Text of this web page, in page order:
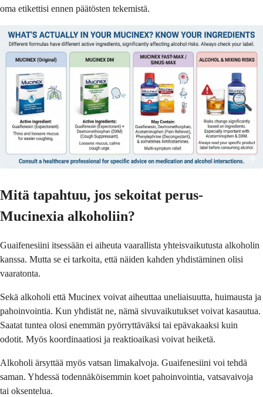
oma etikettisi ennen päätösten tekemistä.
Mitä tapahtuu, jos sekoitat perus-
Mucinexia alkoholiin?
Guaifenesiini itsessään ei aiheuta vaarallista yhteisvaikutusta alkoholin
kanssa. Mutta se ei tarkoita, että näiden kahden yhdistäminen olisi
vaaratonta.
Sekä alkoholi että Mucinex voivat aiheuttaa uneliaisuutta, huimausta ja
pahoinvointia. Kun yhdistät ne, nämä sivuvaikutukset voivat kasautua.
Saatat tuntea olosi enemmän pyörryttäväksi tai epävakaaksi kuin
odotit. Myös koordinaatiosi ja reaktioaikasi voivat heiketä.
Alkoholi ärsyttää myös vatsan limakalvoja. Guaifenesiini voi tehdä
saman. Yhdessä todennäköisemmin koet pahoinvointia, vatsavaivoja
tai oksentelua.